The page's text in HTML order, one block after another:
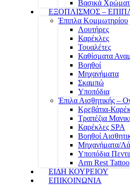
Βασικά
ΕΞΟΠΛΙΣΜΟΣ –
Έπιπλα Κομμωτηρίου
Λουτήρες
Καρέκλες
Τουαλέτες
Καθίσματα
Βοηθοί
Μηχανήματα
Σκαμπώ
Υποπόδια
Έπιλα Αισθητικής –
Κρεβάτια-
Τραπέζια
Καρέκλες SPA
Βοηθοί
Μηχανήματα/
Υποπόδια
Arm Rest Tattoo
ΕΙΔΗ ΚΟΥΡΕΙΟΥ
ΕΠΙΚΟΙΝΩΝΙΑ